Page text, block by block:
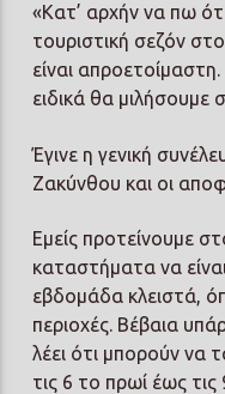
«Κατ’ αρχήν να πω
τουριστική σεζόν
είναι
ειδικά θα μιλήσουμε
Έγινε η γενική
Ζακύνθου και οι
Εμείς προτείνουμε
καταστήματα να
εβδομάδα κλειστά,
περιοχές. Βέβαια
λέει ότι μπορούν να
τις 6 το πρωί έως